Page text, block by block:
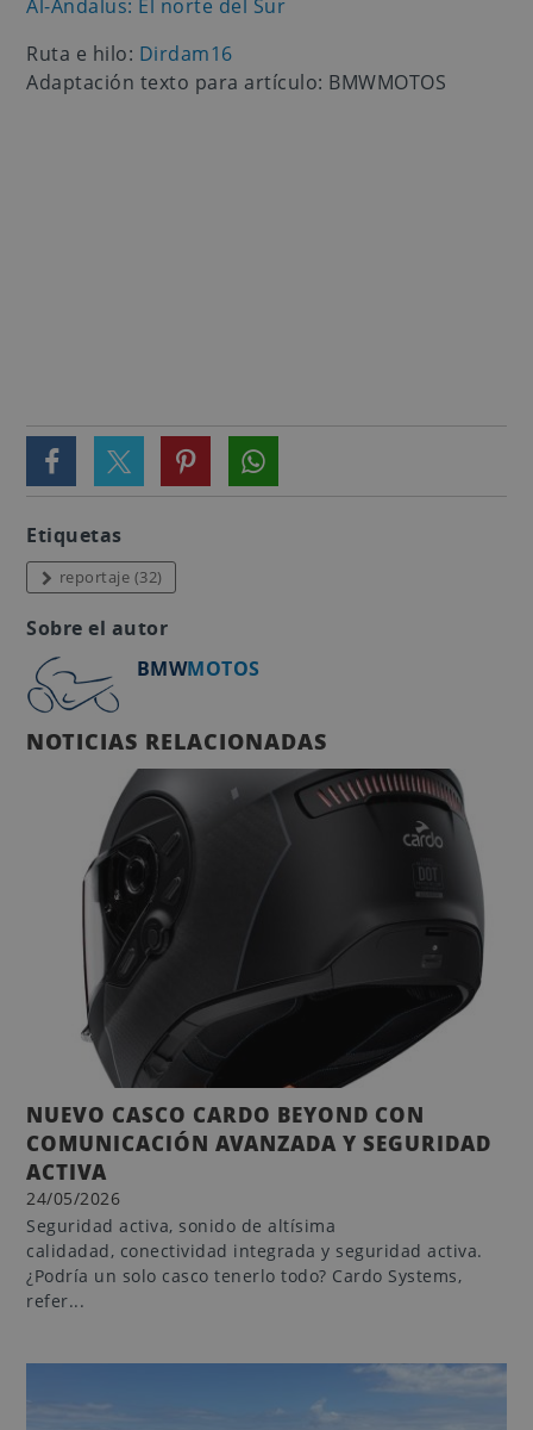
Al-Ándalus: El norte del Sur
Ruta e hilo: Dirdam16
Adaptación texto para artículo: BMWMOTOS
Etiquetas
reportaje (32)
Sobre el autor
BMWMOTOS
NOTICIAS RELACIONADAS
NUEVO CASCO CARDO BEYOND CON
COMUNICACIÓN AVANZADA Y SEGURIDAD
ACTIVA
24/05/2026
Seguridad activa, sonido de altísima
calidadad, conectividad integrada y seguridad activa.
¿Podría un solo casco tenerlo todo? Cardo Systems,
refer...